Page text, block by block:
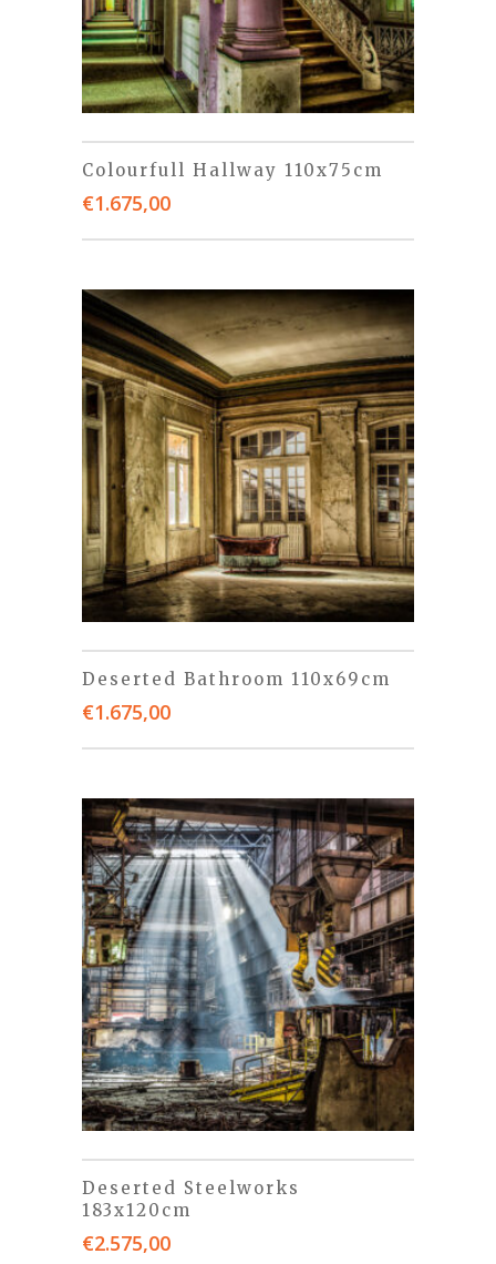
Colourfull Hallway 110x75cm
€1.675,00
Deserted Bathroom 110x69cm
€1.675,00
Deserted Steelworks
183x120cm
€2.575,00